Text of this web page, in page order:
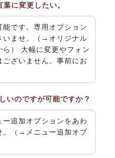
に変更したい。
です。専用オプション
いませ。（→ オリジナル
ら ） 大幅に変更やフォン
ざいません。 事前にお
いのですが可能ですか？
追加オプションをあわ
。（→ メニュー追加オプ